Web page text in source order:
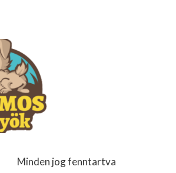
Minden jog fenntartva